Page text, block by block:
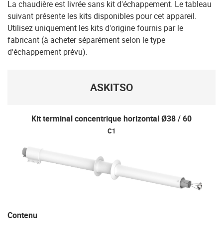
La chaudière est livrée sans kit d'échappement. Le tableau
suivant présente les kits disponibles pour cet appareil.
Utilisez uniquement les kits d'origine fournis par le
fabricant (à acheter séparément selon le type
d'échappement prévu).
ASKITSO
Kit terminal concentrique horizontal Ø38 / 60
C1
Contenu